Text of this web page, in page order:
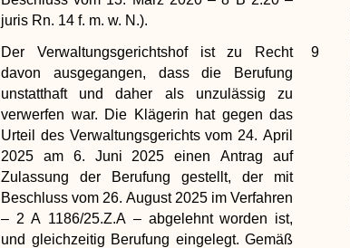
juris Rn. 14 f. m. w. N.).
9
Der Verwaltungsgerichtshof ist zu Recht
davon ausgegangen, dass die Berufung
unstatthaft und daher als unzulässig zu
verwerfen war. Die Klägerin hat gegen das
Urteil des Verwaltungsgerichts vom 24. April
2025 am 6. Juni 2025 einen Antrag auf
Zulassung der Berufung gestellt, der mit
Beschluss vom 26. August 2025 im Verfahren
– 2 A 1186/25.Z.A – abgelehnt worden ist,
und gleichzeitig Berufung eingelegt. Gemäß